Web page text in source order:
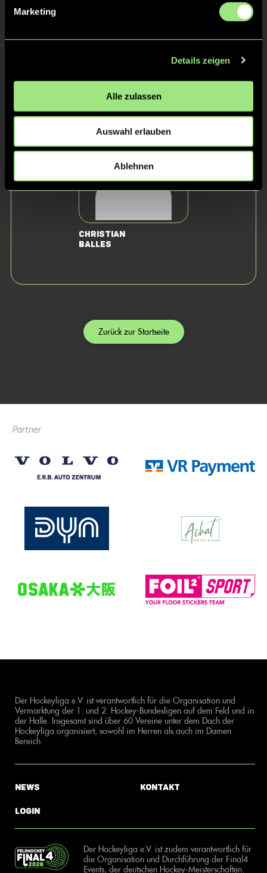
Marketing
Details zeigen
Alle zulassen
Auswahl erlauben
Ablehnen
Staff
Christian
Balles
Zurück zur Startseite
Partner
Der Hockeyliga e.V. ist verantwortlich für die Organisation und
Vermarktung der 1. und 2. Hockey-Bundesligen auf dem Feld und in
der Halle. Insgesamt sind über 60 Vereine unter dem Dach der
Hockeyliga organisiert, sowohl im Herren als auch im Damen
Bereich.
News
Login
Kontakt
Der Hockeyliga e.V. ist zudem verantwortlich für
die Organisation und Durchführung der Final4
Events, der deutschen Hockey-Meisterschaften.